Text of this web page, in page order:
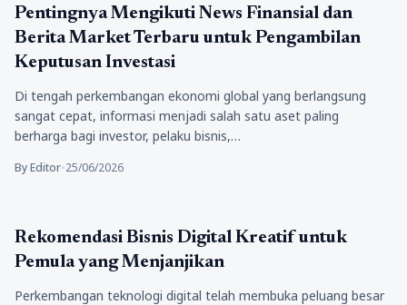
Bisnis
Pentingnya Mengikuti News Finansial dan
Berita Market Terbaru untuk Pengambilan
Keputusan Investasi
Di tengah perkembangan ekonomi global yang berlangsung
sangat cepat, informasi menjadi salah satu aset paling
berharga bagi investor, pelaku bisnis,…
By Editor•25/06/2026
Bisnis
Rekomendasi Bisnis Digital Kreatif untuk
Pemula yang Menjanjikan
Perkembangan teknologi digital telah membuka peluang besar